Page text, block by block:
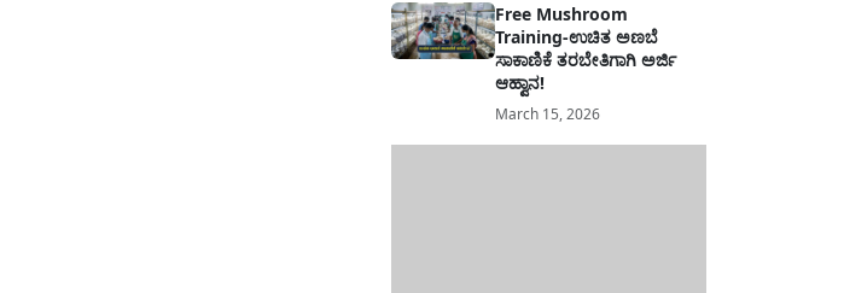
Free Mushroom
Training-ಉಚಿತ ಅಣಬೆ
ಸಾಕಾಣಿಕೆ ತರಬೇತಿಗಾಗಿ ಅರ್ಜಿ
ಆಹ್ವಾನ!
March 15, 2026